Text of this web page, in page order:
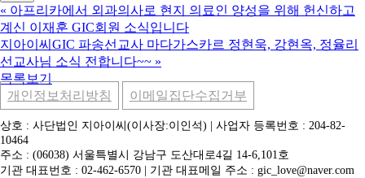
« 아프리카에서 외과의사로 현지 의료인 양성을 위해 헌신하고
계신 이재훈 GIC회원 소식입니다
지아이씨GIC 파송선교사 마다가스카르 정현욱, 강현옥, 정율리
선교사님 소식 전합니다~~ »
목록보기
개인정보처리방침
이메일집단수집거부
상호 : 사단법인 지아이씨(이사장:이인석) | 사업자 등록번호 : 204-82-
10464
주소 : (06038) 서울특별시 강남구 도산대로4길 14-6,101호
기관 대표번호 : 02-462-6570 | 기관 대표메일 주소 : gic_love@naver.com